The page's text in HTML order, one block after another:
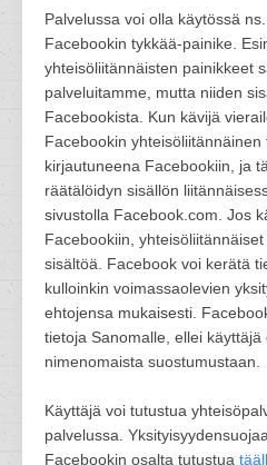
Palvelussa voi olla käytössä
Facebookin tykkää-painike.
yhteisöliitännäisten painikkeet
palveluitamme, mutta niiden
Facebookista. Kun kävijä
Facebookin
kirjautuneena Facebookiin, ja
räätälöidyn sisällön
sivustolla Facebook.com. Jos
Facebookiin,
sisältöä. Facebook voi kerätä
kulloinkin voimassaolevien
ehtojensa mukaisesti.
tietoja Sanomalle, ellei
nimenomaista suostumustaan.
Käyttäjä voi tutustua
palvelussa.
Facebookin osalta tutustua